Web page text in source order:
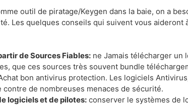
outil de piratage/Keygen dans la baie, on a
Les quelques conseils qui suivent vous aideront
de Sources Fiables: ne Jamais télécharger un
que ces sources très souvent bundle
bon antivirus protection. Les logiciels
de nombreuses menaces de sécurité.
logiciels et de pilotes: conserver le systèmes de